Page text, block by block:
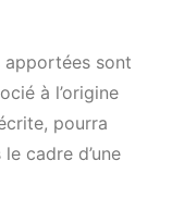
apportées sont
à l’origine
pourra
cadre d’une